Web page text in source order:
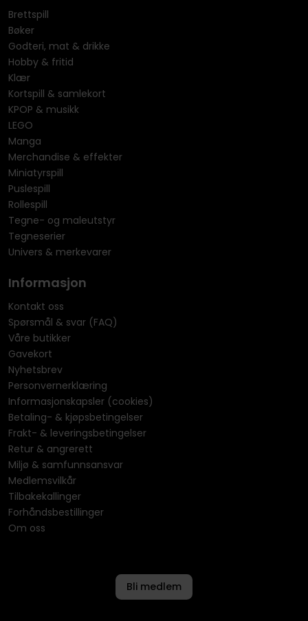
Brettspill
Bøker
Godteri, mat & drikke
Hobby & fritid
Klær
Kortspill & samlekort
KPOP & musikk
LEGO
Manga
Merchandise & effekter
Miniatyrspill
Puslespill
Rollespill
Tegne- og maleutstyr
Tegneserier
Univers & merkevarer
Informasjon
Kontakt oss
Spørsmål & svar (FAQ)
Våre butikker
Gavekort
Nyhetsbrev
Personvernerklæring
Informasjonskapsler (cookies)
Betaling- & kjøpsbetingelser
Frakt- & leveringsbetingelser
Retur & angrerett
Miljø & samfunnsansvar
Medlemsvilkår
Tilbakekallinger
Forhåndsbestillinger
Om oss
Bli medlem